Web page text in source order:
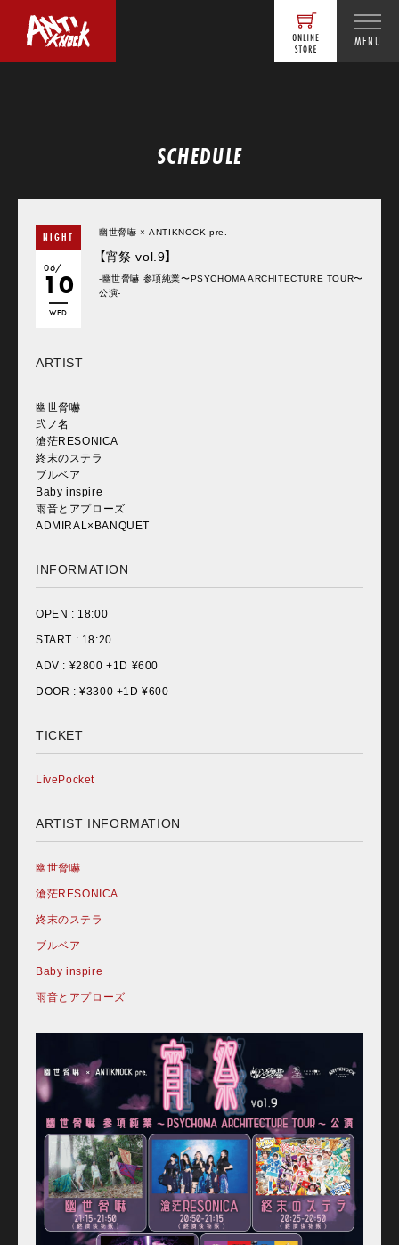
MENU
Home
Schedule
Old schedule(~2020.09)
Equipment
SCHEDULE
NIGHT
06/
10
WED
幽世脅嚇 × ANTIKNOCK pre.
【宵祭 vol.9】
-幽世脅嚇 参項純業〜PSYCHOMA ARCHITECTURE TOUR〜
公演-
ARTIST
幽世脅嚇
弐ノ名
滄茫RESONICA
終末のステラ
ブルベア
Baby inspire
雨音とアプローズ
ADMIRAL×BANQUET
INFORMATION
OPEN : 18:00
START : 18:20
ADV : ¥2800 +1D ¥600
DOOR : ¥3300 +1D ¥600
TICKET
LivePocket
ARTIST INFORMATION
幽世脅嚇
滄茫RESONICA
終末のステラ
ブルベア
Baby inspire
雨音とアプローズ